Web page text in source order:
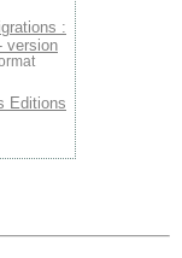
:
version
Editions